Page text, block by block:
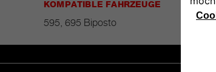
KOMPATIBLE FAHRZEUGE
595, 695 Biposto